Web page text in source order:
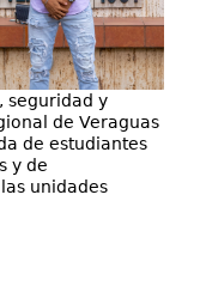
seguridad y
de Veraguas
de estudiantes
y de
unidades